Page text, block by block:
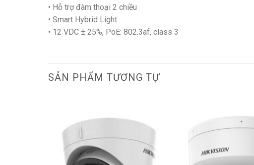
• Hỗ trợ đàm thoại 2 chiều
• Smart Hybrid Light
• 12 VDC ± 25%, PoE: 802.3af, class 3
SẢN PHẨM TƯƠNG TỰ
wishlist